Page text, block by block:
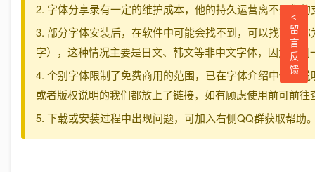
2. 字体分享录有一定的维护成本，他的持久运营离不开您
3. 部分字体安装后，在软件中可能会找不到，可以找下名
字），这种情况主要是日文、韩文等非中文字体，因为它
4. 个别字体限制了免费商用的范围，已在字体介绍中做出
或者版权说明的我们都放上了链接，如有顾虑使用前可前往
5. 下载或安装过程中出现问题，可加入右侧QQ群获取帮助
<
留
言
反
馈